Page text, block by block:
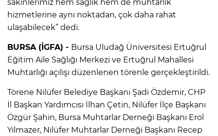
sakinlerimiz hem sağlık hem de muhtarlık
hizmetlerine aynı noktadan, çok daha rahat
ulaşabilecek” dedi.
BURSA (İGFA) - Bursa Uludağ Üniversitesi Ertuğrul
Eğitim Aile Sağlığı Merkezi ve Ertuğrul Mahallesi
Muhtarlığı açılışı düzenlenen törenle gerçekleştirildi.
Törene Nilüfer Belediye Başkanı Şadi Özdemir, CHP
İl Başkan Yardımcısı İlhan Çetin, Nilüfer İlçe Başkanı
Özgür Şahin, Bursa Muhtarlar Derneği Başkanı Erol
Yılmazer, Nilüfer Muhtarlar Derneği Başkanı Recep